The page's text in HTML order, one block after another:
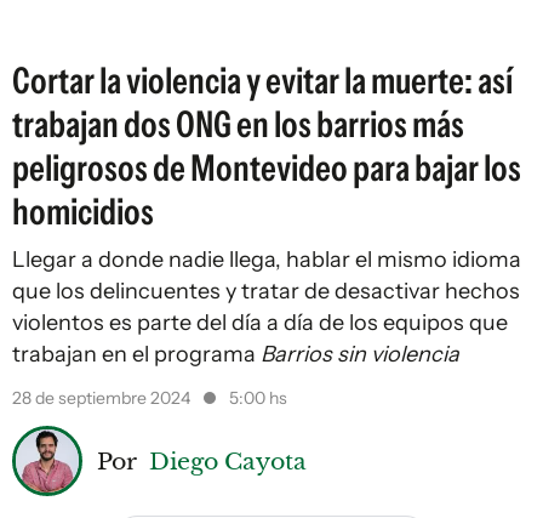
Cortar la violencia y evitar la muerte: así
trabajan dos ONG en los barrios más
peligrosos de Montevideo para bajar los
homicidios
Llegar a donde nadie llega, hablar el mismo idioma
que los delincuentes y tratar de desactivar hechos
violentos es parte del día a día de los equipos que
trabajan en el programa Barrios sin violencia
28 de septiembre 2024 5:00 hs
Por Diego Cayota